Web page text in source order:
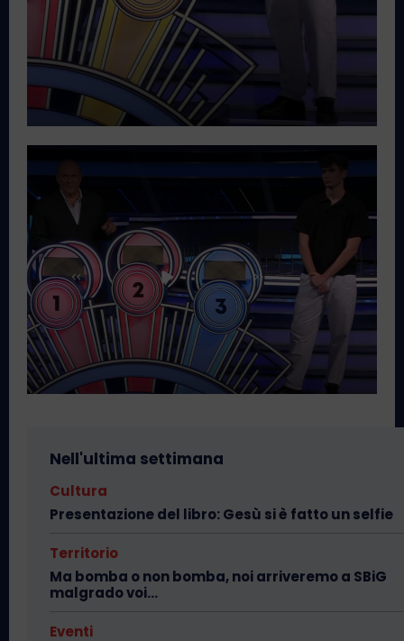
Nell'ultima settimana
Cultura
Presentazione del libro: Gesù si è fatto un selfie
Territorio
Ma bomba o non bomba, noi arriveremo a SBiG
malgrado voi…
Eventi